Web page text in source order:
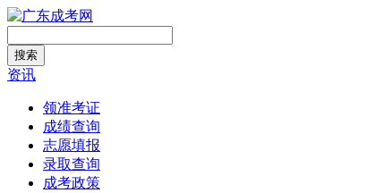
搜索
资讯
领准考证
成绩查询
志愿填报
录取查询
成考政策